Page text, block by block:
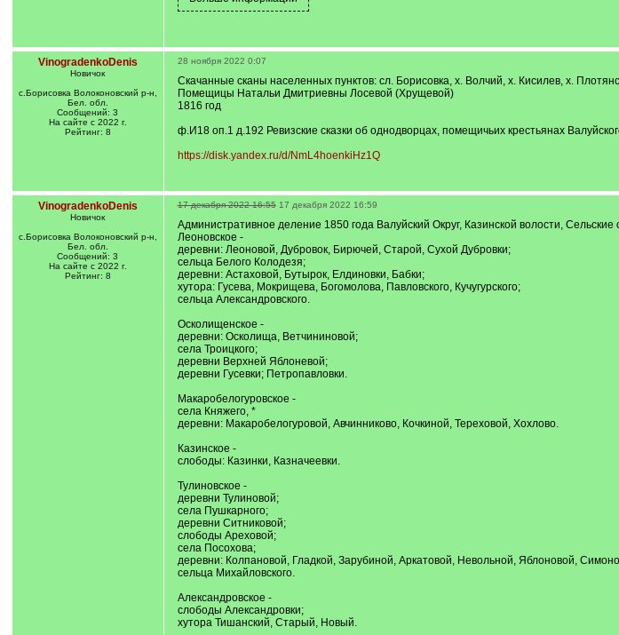
VinogradenkoDenis
Новичок
с.Борисовка Волоконовский р-н,
Бел. обл.
Сообщений: 3
На сайте с 2022 г.
Рейтинг: 8
28 ноября 2022 0:07
Скачанные сканы населенных пунктов: сл. Борисовка, х. Волчий, х. Кисилев, х.
Помещицы Натальи Дмитриевны Лосевой (Хрущевой)
1816 год
ф.И18 оп.1 д.192 Ревизские сказки об однодворцах, помещичьих крестьянах
https://disk.yandex.ru/d/NmL4hoenkiHz1Q
VinogradenkoDenis
Новичок
с.Борисовка Волоконовский р-н,
Бел. обл.
Сообщений: 3
На сайте с 2022 г.
Рейтинг: 8
17 декабря 2022 16:55 17 декабря 2022 16:59
Административное деление 1850 года Валуйский Округ, Казинской волости, Сельские
Леоновское -
деревни: Леоновой, Дубровок, Бирючей, Старой, Сухой Дубровки;
сельца Белого Колодезя;
деревни: Астаховой, Бутырок, Елдиновки, Бабки;
хутора: Гусева, Мокрищева, Богомолова, Павловского, Кучугурского;
сельца Александровского.
Осколищенское -
деревни: Осколища, Ветчининовой;
села Троицкого;
деревни Верхней Яблоневой;
деревни Гусевки; Петропавловки.
Макаробелогуровское -
села Княжего, *
деревни: Макаробелогуровой, Авчинниково, Кочкиной, Тереховой, Хохлово.
Казинское -
слободы: Казинки, Казначеевки.
Тулиновское -
деревни Тулиновой;
села Пушкарного;
деревни Ситниковой;
слободы Ареховой;
села Посохова;
деревни: Колпановой, Гладкой, Зарубиной, Аркатовой, Невольной, Яблоновой,
сельца Михайловского.
Александровское -
слободы Александровки;
хутора Тишанский, Старый, Новый.